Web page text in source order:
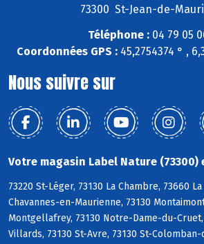
73300 St-Jean-de-
Téléphone : 04 79 05
Coordonnées GPS :45,2754374 ° ,
Nous suivre sur
Votre magasin Label Nature (73300)
73220 St-Léger, 73130 La Chambre, 73660
Chavannes-en-Maurienne, 73130
Montgellafrey, 73130 Notre-Dame-du-
Villards, 73130 St-Avre, 73130 St-